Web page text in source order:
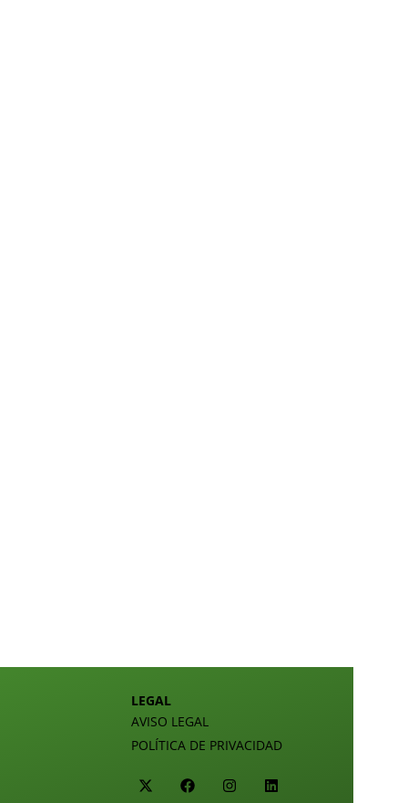
LEGAL
AVISO LEGAL
POLÍTICA DE PRIVACIDAD